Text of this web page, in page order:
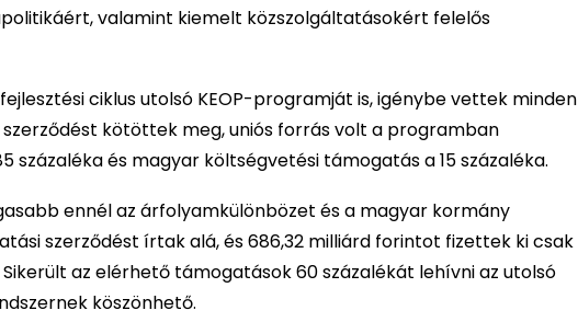
valamint kiemelt közszolgáltatásokért felelős
ciklus utolsó KEOP-programját is, igénybe vettek minden
kötöttek meg, uniós forrás volt a programban
százaléka és magyar költségvetési támogatás a 15 százaléka.
ennél az árfolyamkülönbözet és a magyar kormány
szerződést írtak alá, és 686,32 milliárd forintot fizettek ki csak
az elérhető támogatások 60 százalékát lehívni az utolsó
köszönhető.